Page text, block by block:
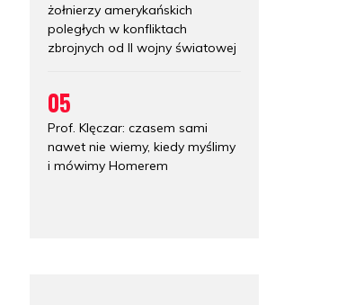
żołnierzy amerykańskich
poległych w konfliktach
zbrojnych od II wojny światowej
05
Prof. Klęczar: czasem sami
nawet nie wiemy, kiedy myślimy
i mówimy Homerem